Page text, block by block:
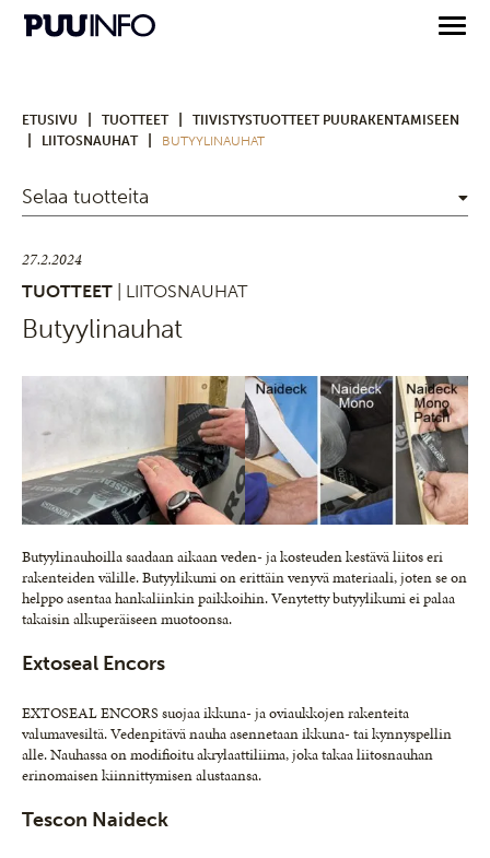
ETUSIVU TUOTTEET TIIVISTYSTUOTTEET PUURAKENTAMISEEN
LIITOSNAUHAT BUTYYLINAUHAT
Selaa tuotteita
27.2.2024
TUOTTEET
| LIITOSNAUHAT
Butyylinauhat
Butyylinauhoilla saadaan aikaan veden- ja kosteuden kestävä liitos eri
rakenteiden välille. Butyylikumi on erittäin venyvä materiaali, joten se on
helppo asentaa hankaliinkin paikkoihin. Venytetty butyylikumi ei palaa
takaisin alkuperäiseen muotoonsa.
Extoseal Encors
EXTOSEAL ENCORS suojaa ikkuna- ja oviaukkojen rakenteita
valumavesiltä. Vedenpitävä nauha asennetaan ikkuna- tai kynnyspellin
alle. Nauhassa on modifioitu akrylaattiliima, joka takaa liitosnauhan
erinomaisen kiinnittymisen alustaansa.
Tescon Naideck